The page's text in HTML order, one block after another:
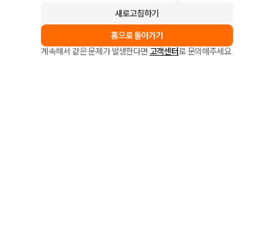
새로고침하기
홈으로 돌아가기
계속해서 같은 문제가 발생한다면 고객센터로 문의해주세요.